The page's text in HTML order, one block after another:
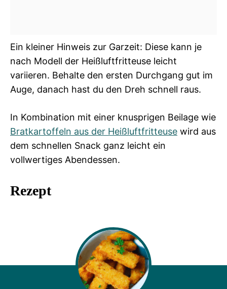
Ein kleiner Hinweis zur Garzeit: Diese kann je
nach Modell der Heißluftfritteuse leicht
variieren. Behalte den ersten Durchgang gut im
Auge, danach hast du den Dreh schnell raus.
In Kombination mit einer knusprigen Beilage wie
Bratkartoffeln aus der Heißluftfritteuse wird aus
dem schnellen Snack ganz leicht ein
vollwertiges Abendessen.
Rezept